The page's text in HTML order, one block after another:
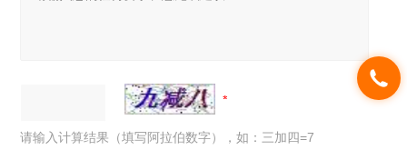
请输入计算结果（填写阿拉伯数字），如：三加四=7